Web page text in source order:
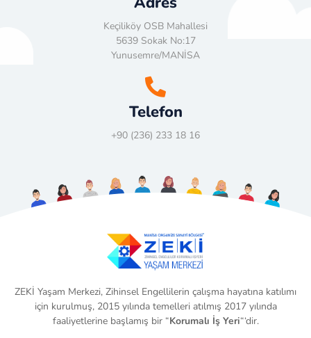
Keçiliköy OSB Mahallesi
5639 Sokak No:17
Yunusemre/MANİSA
Telefon
+90 (236) 233 18 16
ZEKİ Yaşam Merkezi, Zihinsel Engellilerin çalışma hayatına katılımı
için kurulmuş, 2015 yılında temelleri atılmış 2017 yılında
faaliyetlerine başlamış bir “Korumalı İş Yeri“‘dir.